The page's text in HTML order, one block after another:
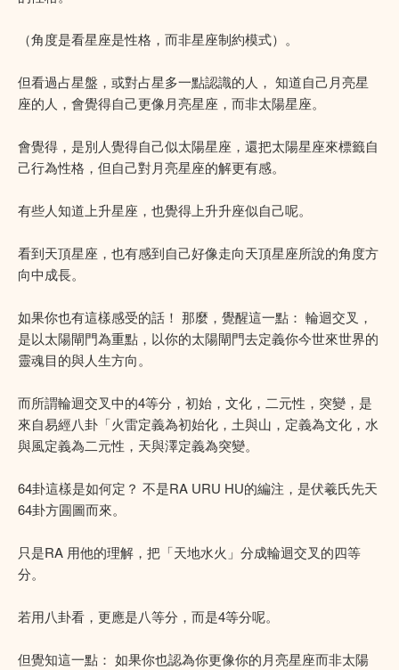
（角度是看星座是性格，而非星座制約模式）。
但看過占星盤，或對占星多一點認識的人， 知道自己月亮星
座的人，會覺得自己更像月亮星座，而非太陽星座。
會覺得，是別人覺得自己似太陽星座，還把太陽星座來標籤自
己行為性格，但自己對月亮星座的解更有感。
有些人知道上升星座，也覺得上升升座似自己呢。
看到天頂星座，也有感到自己好像走向天頂星座所說的角度方
向中成長。
如果你也有這樣感受的話！ 那麼，覺醒這一點： 輪迴交叉，
是以太陽閘門為重點，以你的太陽閘門去定義你今世來世界的
靈魂目的與人生方向。
而所謂輪迴交叉中的4等分，初始，文化，二元性，突變，是
來自易經八卦「火雷定義為初始化，土與山，定義為文化，水
與風定義為二元性，天與澤定義為突變。
64卦這樣是如何定？ 不是RA URU HU的編注，是伏羲氏先天
64卦方㘣圖而來。
只是RA 用他的理解，把「天地水火」分成輪迴交叉的四等
分。
若用八卦看，更應是八等分，而是4等分呢。
但覺知這一點： 如果你也認為你更像你的月亮星座而非太陽